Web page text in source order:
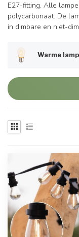
E27-fitting. Alle
polycarbonaat. De
in dimbare en niet-
Warme